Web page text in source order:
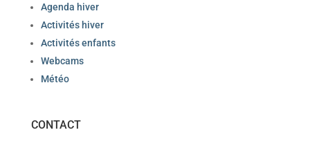
Agenda hiver
Activités hiver
Activités enfants
Webcams
Météo
CONTACT